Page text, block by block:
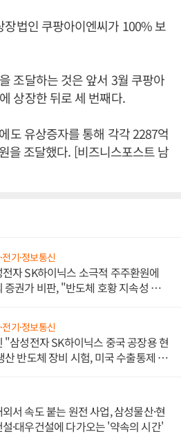
장법인 쿠팡아이엔씨가 100% 보
조달하는 것은 앞서 3월 쿠팡아
상장한 뒤로 세 번째다.
도 유상증자를 통해 각각 2287억
을 조달했다. [비즈니스포스트 남
전기·정보통신
자 SK하이닉스 소극적 주주환원에
증권가 비판, "반도체 호황 지속성 의
전기·정보통신
"삼성전자 SK하이닉스 중국 공장용 현
산 반도체 장비 시험, 미국 수출통제 대
서 속도 붙는 원전 사업, 삼성물산·현
·대우건설에 다가오는 '약속의 시간'